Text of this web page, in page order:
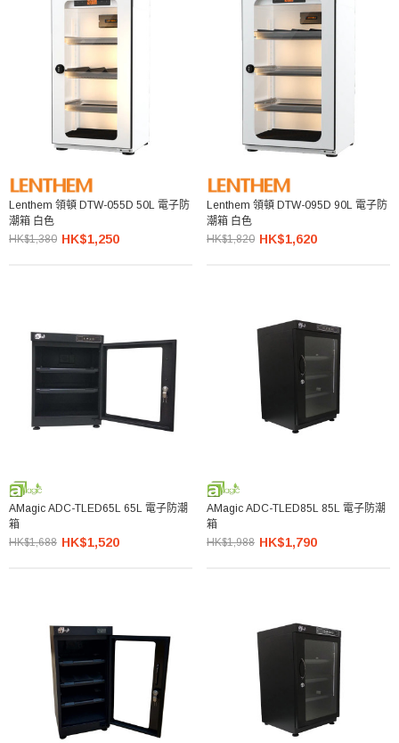
Lenthem 領頓 DTW-055D 50L 電子防
潮箱 白色
HK$1,380 HK$1,250
Lenthem 領頓 DTW-095D 90L 電子防
潮箱 白色
HK$1,820 HK$1,620
AMagic ADC-TLED65L 65L 電子防潮
箱
HK$1,688 HK$1,520
AMagic ADC-TLED85L 85L 電子防潮
箱
HK$1,988 HK$1,790